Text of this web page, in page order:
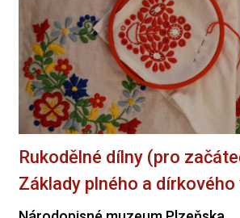
Rukodělné dílny (pro
Základy plného a